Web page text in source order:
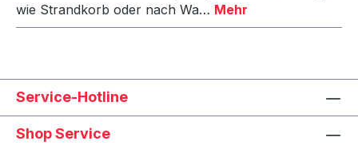
wie Strandkorb oder nach Wa… Mehr
Service-Hotline
Shop Service